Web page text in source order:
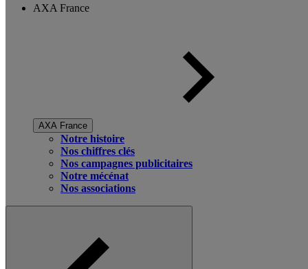
AXA France
AXA France
Notre histoire
Nos chiffres clés
Nos campagnes publicitaires
Notre mécénat
Nos associations